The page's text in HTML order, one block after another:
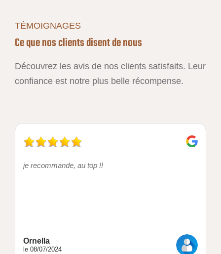
TÉMOIGNAGES
Ce que nos clients disent de nous
Découvrez les avis de nos clients satisfaits. Leur
confiance est notre plus belle récompense.
je recommande, au top !!
Ornella
le 08/07/2024